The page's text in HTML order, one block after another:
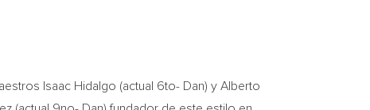
Isaac Hidalgo (actual 6to- Dan) y Alberto